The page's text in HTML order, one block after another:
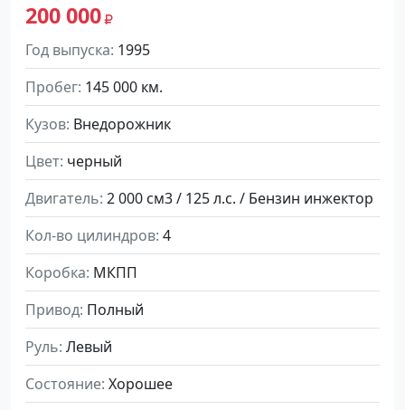
200 000
Год выпуска 1995
Пробег 145 000 км.
Кузов Внедорожник
Цвет черный
Двигатель 2 000 см3 / 125 л.с. / Бензин инжектор
Кол-во цилиндров 4
Коробка МКПП
Привод Полный
Руль Левый
Состояние Хорошее